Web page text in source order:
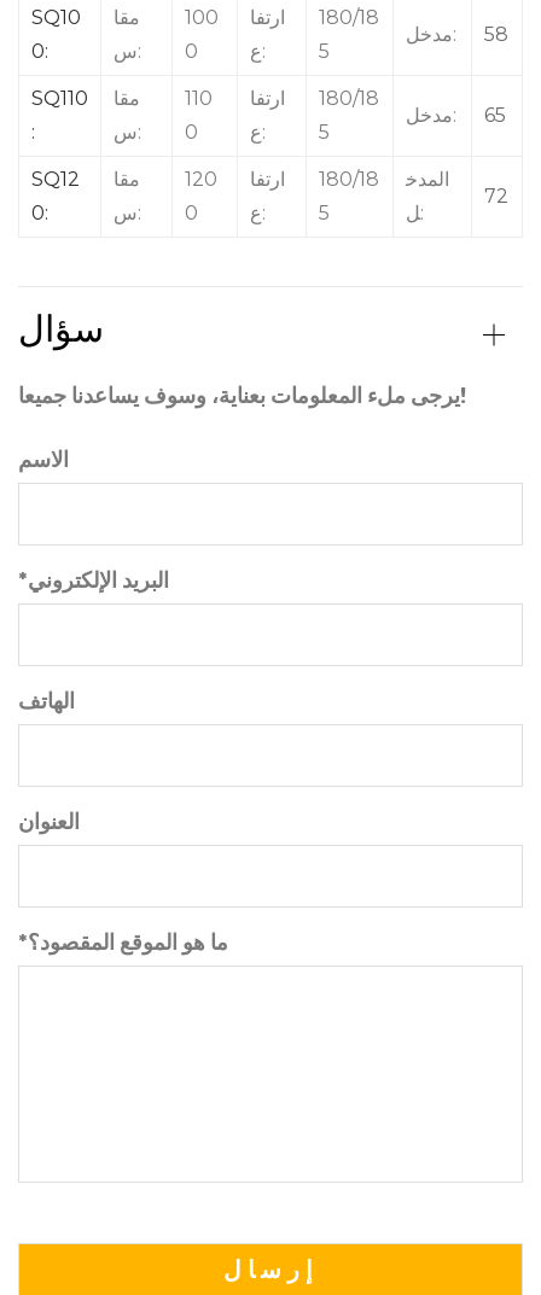
SQ10
0:
مقا
س:
100
0
ارتفا
ع:
180/18
5
مدخل: 58
SQ110
:
مقا
س:
110
0
ارتفا
ع:
180/18
5
مدخل: 65
SQ12
0:
مقا
س:
120
0
ارتفا
ع:
180/18
5
المدخ
ل:
72
سؤال
يرجى ملء المعلومات بعناية، وسوف يساعدنا جميعا!
الاسم
*البريد الإلكتروني
الهاتف
العنوان
*ما هو الموقع المقصود؟